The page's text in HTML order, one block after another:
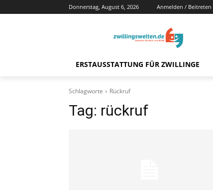
Donnerstag, August 6, 2026 Anmelden / Beitreten
ERSTAUSSTATTUNG FÜR ZWILLINGE
Schlagworte Rückruf
Tag: rückruf